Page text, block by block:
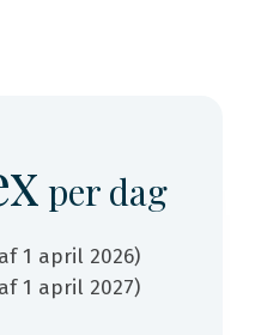
per dag
1 april 2026)
1 april 2027)